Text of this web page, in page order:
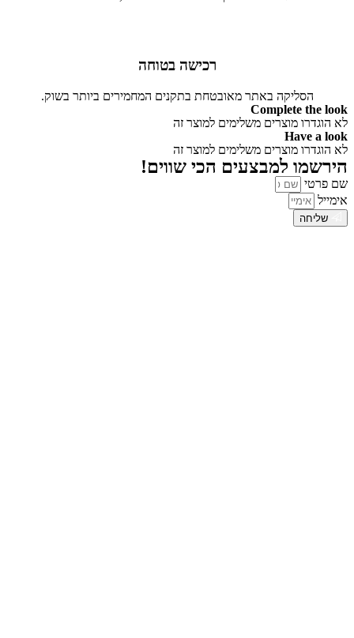
רכישה בטוחה
הסליקה באתר מאובטחת בתקנים המחמירים ביותר בשוק.
Complete the look
לא הוגדרו מוצרים משלימים למוצר זה
Have a look
לא הוגדרו מוצרים משלימים למוצר זה
הירשמו למבצעים הכי שווים!
שם פרטי
אימייל
שליחה